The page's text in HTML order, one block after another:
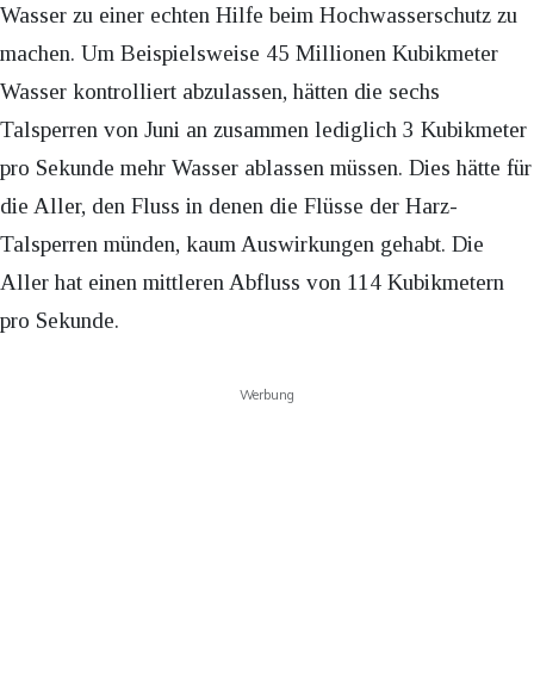
Wasser zu einer echten Hilfe beim Hochwasserschutz zu
machen. Um Beispielsweise 45 Millionen Kubikmeter
Wasser kontrolliert abzulassen, hätten die sechs
Talsperren von Juni an zusammen lediglich 3 Kubikmeter
pro Sekunde mehr Wasser ablassen müssen. Dies hätte für
die Aller, den Fluss in denen die Flüsse der Harz-
Talsperren münden, kaum Auswirkungen gehabt. Die
Aller hat einen mittleren Abfluss von 114 Kubikmetern
pro Sekunde.
Werbung